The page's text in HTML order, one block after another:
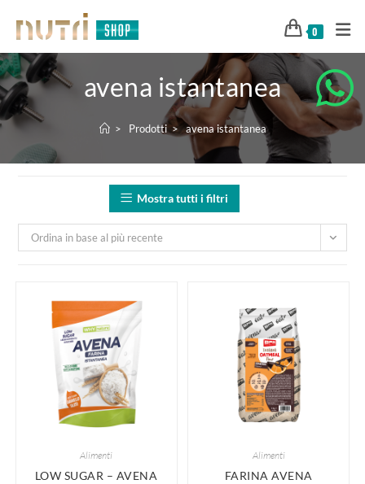
0
avena istantanea
> Prodotti > avena istantanea
Mostra tutti i filtri
Ordina in base al più recente
Alimenti
LOW SUGAR – AVENA
Alimenti
FARINA AVENA